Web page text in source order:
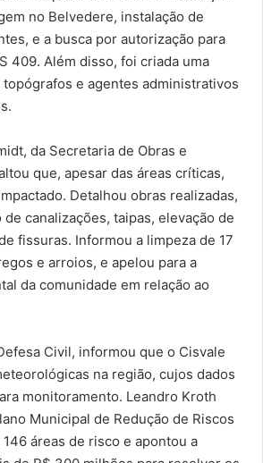
no Belvedere, instalação de
e a busca por autorização para
409. Além disso, foi criada uma
e agentes administrativos
da Secretaria de Obras e
que, apesar das áreas críticas,
Detalhou obras realizadas,
canalizações, taipas, elevação de
fissuras. Informou a limpeza de 17
e arroios, e apelou para a
da comunidade em relação ao
Civil, informou que o Cisvale
na região, cujos dados
monitoramento. Leandro Kroth
Municipal de Redução de Riscos
áreas de risco e apontou a